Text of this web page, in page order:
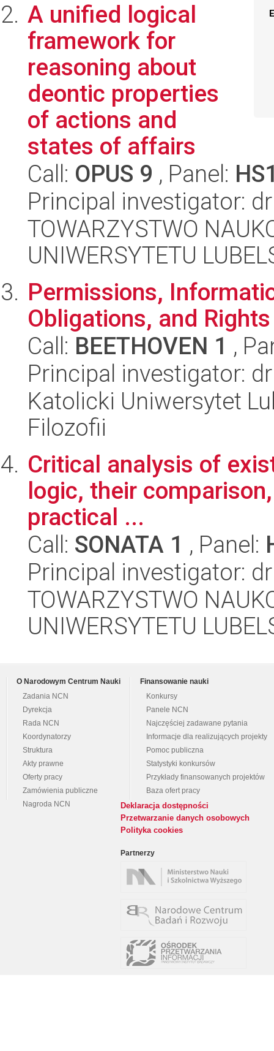
A unified logical
framework for
reasoning about
deontic properties
of actions and
states of affairs
Call: OPUS 9 , Panel:
Principal investigator:
TOWARZYSTWO
UNIWERSYTETU
Permissions,
Obligations, and Rights
Call: BEETHOVEN 1 ,
Principal investigator:
Katolicki Uniwersytet
Filozofii
Critical analysis of
logic, their
practical ...
Call: SONATA 1 , Panel:
Principal investigator:
TOWARZYSTWO
UNIWERSYTETU
O Narodowym Centrum Nauki
Zadania NCN
Dyrekcja
Rada NCN
Koordynatorzy
Struktura
Akty prawne
Oferty pracy
Zamówienia publiczne
Nagroda NCN
Finansowanie nauki
Konkursy
Panele NCN
Najczęściej zadawane pytania
Informacje dla realizujących projekty
Pomoc publiczna
Statystyki konkursów
Przykłady finansowanych projektów
Baza ofert pracy
Deklaracja dostępności
Przetwarzanie danych osobowych
Polityka cookies
Partnerzy